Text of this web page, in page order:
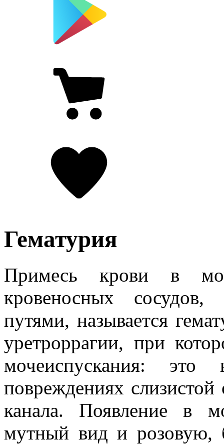
Гематурия
Примесь крови в
кровеносных
путями, называется
уретроррагии, при
мочеиспускания: это
повреждениях слизистой
канала. Появление в
мутный вид и розовую,